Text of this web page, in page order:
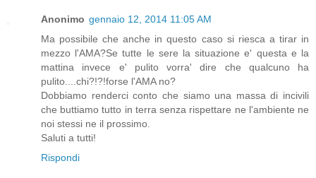
Anonimo gennaio 12, 2014 11:05 AM
Ma possibile che anche in questo caso si riesca a tirar in
mezzo l'AMA?Se tutte le sere la situazione e' questa e la
mattina invece e' pulito vorra' dire che qualcuno ha
pulito....chi?!?!forse l'AMA no?
Dobbiamo renderci conto che siamo una massa di incivili
che buttiamo tutto in terra senza rispettare ne l'ambiente ne
noi stessi ne il prossimo.
Saluti a tutti!
Rispondi